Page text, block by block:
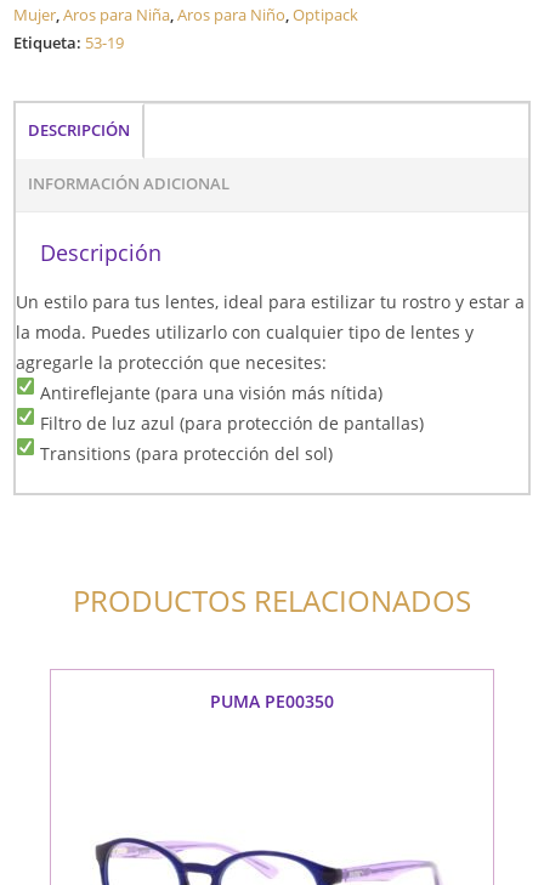
Mujer,Aros para Niña,Aros para Niño,Optipack
Etiqueta: 53-19
DESCRIPCIÓN
INFORMACIÓN ADICIONAL
Descripción
Un estilo para tus lentes, ideal para estilizar tu rostro y estar a
la moda. Puedes utilizarlo con cualquier tipo de lentes y
agregarle la protección que necesites:
Antireflejante (para una visión más nítida)
Filtro de luz azul (para protección de pantallas)
Transitions (para protección del sol)
PRODUCTOS RELACIONADOS
PUMA PE00350